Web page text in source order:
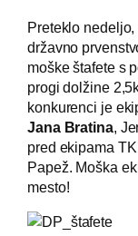
Preteklo
državno
moške štafete s
progi dolžine
konkurenci je
Jana Bratina,
pred ekipama
Papež. Moška
mesto!